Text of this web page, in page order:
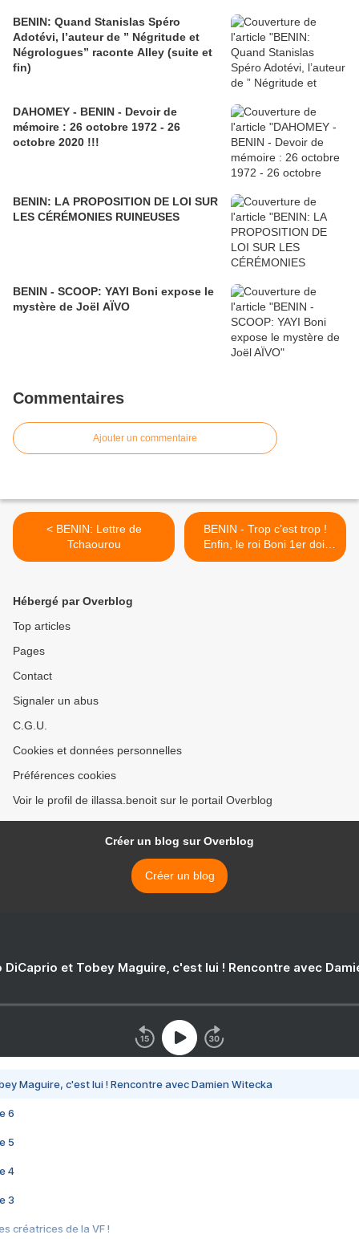
BENIN: Quand Stanislas Spéro
Adotévi, l’auteur de ” Négritude et
Négrologues” raconte Alley (suite et
fin)
DAHOMEY - BENIN - Devoir de
mémoire : 26 octobre 1972 - 26
octobre 2020 !!!
BENIN: LA PROPOSITION DE LOI SUR
LES CÉRÉMONIES RUINEUSES
BENIN - SCOOP: YAYI Boni expose le
mystère de Joël AÏVO
Commentaires
Ajouter un commentaire
< BENIN: Lettre de
Tchaourou
BENIN - Trop c’est trop !
Enfin, le roi Boni 1er doit
sévir … ou partir…. >
Hébergé par Overblog
Top articles
Pages
Contact
Signaler un abus
C.G.U.
Cookies et données personnelles
Préférences cookies
Voir le profil de illassa.benoit sur le portail Overblog
Créer un blog sur Overblog
Créer un blog
DiCaprio et Tobey Maguire, c'est lui ! Rencontre avec
Maguire, c'est lui ! Rencontre avec Damien Witecka
6
5
4
3
créatrices de la VF !